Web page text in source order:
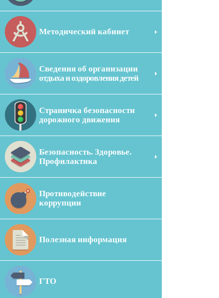
Методический кабинет
Сведения об организации
отдыха и оздоровления детей
Страничка безопасности
дорожного движения
Безопасность. Здоровье.
Профилактика
Противодействие
коррупции
Полезная информация
ГТО